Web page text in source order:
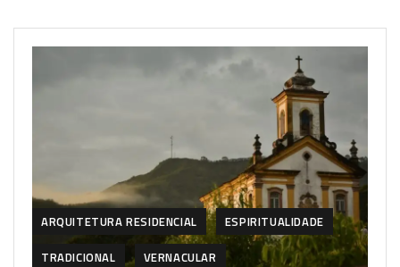
ARQUITETURA RESIDENCIAL
ESPIRITUALIDADE
TRADICIONAL
VERNACULAR